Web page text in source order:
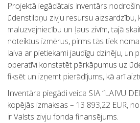
Projektā iegādātais inventārs
ūdenstilpņu zivju resursu aizsardzību,
maluzvejniecību un ļaus zivīm, tajā
noteiktus izmērus, pirms tās tiek
laiva ar pietiekami jaudīgu dzinēju, un
operatīvi konstatēt pārkāpumus uz
fiksēt un izņemt pierādījums, kā arī
Inventāra piegādi veica SIA “LAIVU
kopējās izmaksas – 13 893,22 EUR,
ir Valsts zivju fonda finansējums.